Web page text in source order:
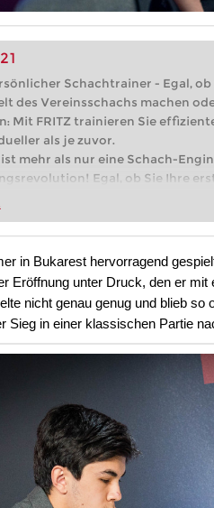
Schachtrainer - Egal,
des Vereinsschachs machen
Mit FRITZ trainieren Sie
als je zuvor.
ist mehr als nur eine Schach-
Egal, ob Sie Ihre
machen oder bereits
in Bukarest hervorragend
Eröffnung unter Druck, den er
nicht genau genug und blieb
Sieg in einer klassischen Partie